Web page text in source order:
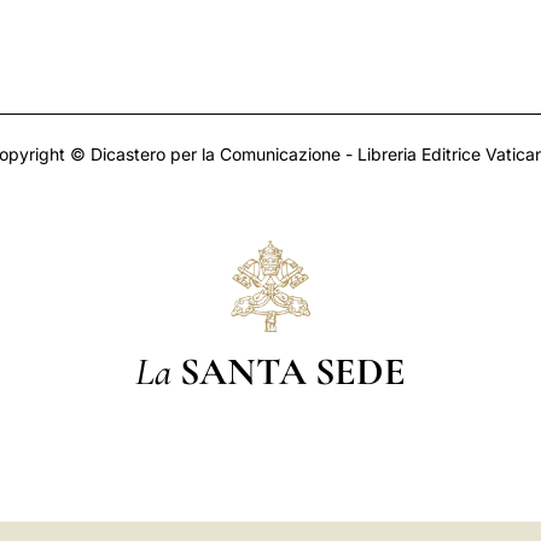
© Dicastero per la Comunicazione - Libreria Editrice
La SANTA SEDE